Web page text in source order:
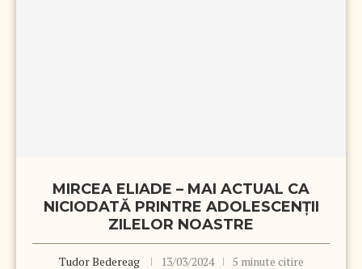
MIRCEA ELIADE – MAI ACTUAL CA
NICIODATĂ PRINTRE ADOLESCENȚII
ZILELOR NOASTRE
Tudor Bedereag 13/03/2024
5 minute citire